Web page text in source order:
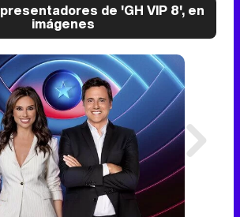
de 'GH VIP 8', en
imágenes